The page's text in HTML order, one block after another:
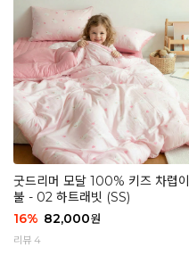
굿드리머 모달 100% 키즈 차렵이
불 - 02 하트래빗 (SS)
16% 82,000원
리뷰 4